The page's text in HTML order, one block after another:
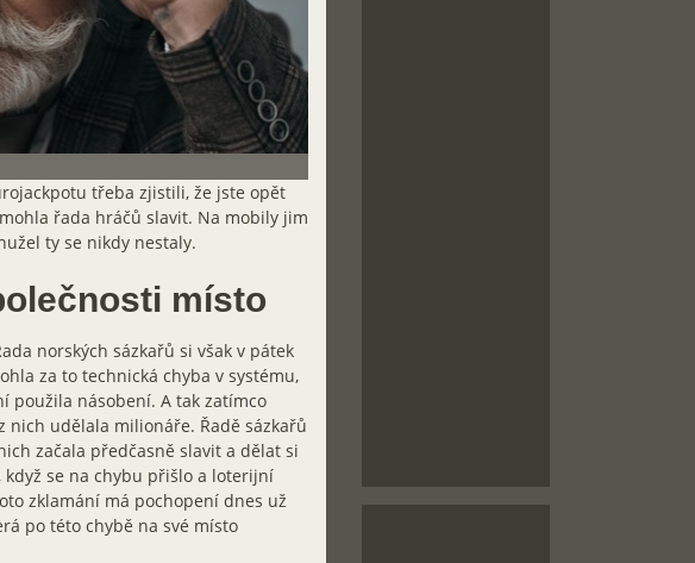
třeba zjistili, že jste opět
řada hráčů slavit. Na mobily jim
ty se nikdy nestaly.
místo
norských sázkařů si však v pátek
za to technická chyba v systému,
použila násobení. A tak zatímco
udělala milionáře. Řadě sázkařů
začala předčasně slavit a dělat si
když se na chybu přišlo a loterijní
zklamání má pochopení dnes už
po této chybě na své místo